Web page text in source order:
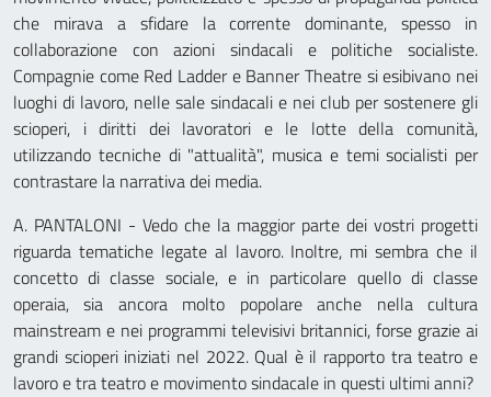
che mirava a sfidare la corrente dominante, spesso in
collaborazione con azioni sindacali e politiche socialiste.
Compagnie come Red Ladder e Banner Theatre si esibivano nei
luoghi di lavoro, nelle sale sindacali e nei club per sostenere gli
scioperi, i diritti dei lavoratori e le lotte della comunità,
utilizzando tecniche di "attualità", musica e temi socialisti per
contrastare la narrativa dei media.
A. PANTALONI - Vedo che la maggior parte dei vostri progetti
riguarda tematiche legate al lavoro. Inoltre, mi sembra che il
concetto di classe sociale, e in particolare quello di classe
operaia, sia ancora molto popolare anche nella cultura
mainstream e nei programmi televisivi britannici, forse grazie ai
grandi scioperi iniziati nel 2022. Qual è il rapporto tra teatro e
lavoro e tra teatro e movimento sindacale in questi ultimi anni?